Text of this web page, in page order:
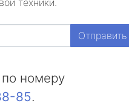
техники.
Отправить
номеру
85.